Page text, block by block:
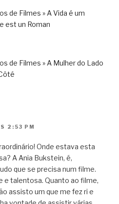
de Filmes » A Vida é um
est un Roman
de Filmes » A Mulher do Lado
2:53 PM
Onde estava esta
A Ania Bukstein, é,
que se precisa num filme.
e talentosa. Quanto ao filme,
assisto um que me fez ri e